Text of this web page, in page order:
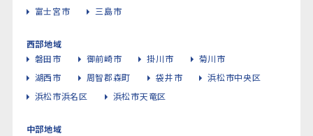
富士宮市
三島市
西部地域
磐田市
御前崎市 掛川市
菊川市
湖西市
周智郡森町 袋井市
浜松市中央区
浜松市浜名区
浜松市天竜区
中部地域